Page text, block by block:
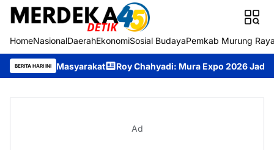
HomeNasionalDaerahEkonomiSosial BudayaPemkab Murung
BERITA HARI INIRoy Chahyadi: Mura Expo 2026 Jadi Ajang Promosi
Ad